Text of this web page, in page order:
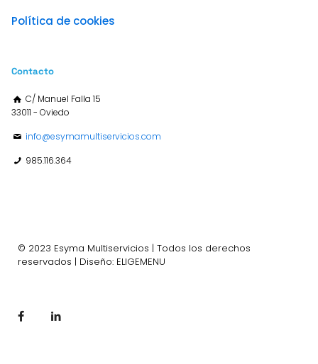
Política de cookies
Contacto
C/ Manuel Falla 15
33011 - Oviedo
info@esymamultiservicios.com
985.116.364
© 2023 Esyma Multiservicios | Todos los derechos
reservados | Diseño: ELIGEMENU